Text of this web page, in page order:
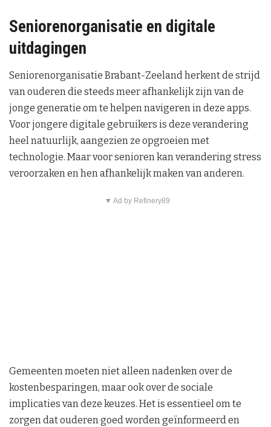
Seniorenorganisatie en digitale
uitdagingen
Seniorenorganisatie Brabant-Zeeland herkent de strijd
van ouderen die steeds meer afhankelijk zijn van de
jonge generatie om te helpen navigeren in deze apps.
Voor jongere digitale gebruikers is deze verandering
heel natuurlijk, aangezien ze opgroeien met
technologie. Maar voor senioren kan verandering stress
veroorzaken en hen afhankelijk maken van anderen.
▼ Ad by Refinery89
Gemeenten moeten niet alleen nadenken over de
kostenbesparingen, maar ook over de sociale
implicaties van deze keuzes. Het is essentieel om te
zorgen dat ouderen goed worden geïnformeerd en